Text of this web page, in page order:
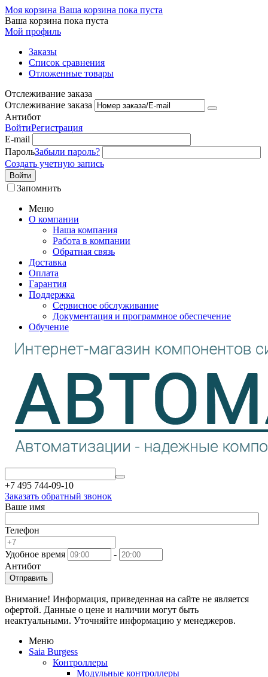
Моя корзина Ваша корзина пока пуста
Ваша корзина пока пуста
Мой профиль
Заказы
Список сравнения
Отложенные товары
Отслеживание заказа
Отслеживание заказа
Антибот
ВойтиРегистрация
E-mail
ПарольЗабыли пароль?
Создать учетную запись
Войти
Запомнить
Меню
О компании
Наша компания
Работа в компании
Обратная связь
Доставка
Оплата
Гарантия
Поддержка
Сервисное обслуживание
Документация и программное обеспечение
Обучение
+7 495 744-09-10
Заказать обратный звонок
Ваше имя
Телефон
Удобное время
-
Антибот
Отправить
Внимание! Информация, приведенная на сайте не является
офертой. Данные о цене и наличии могут быть
неактуальными. Уточняйте информацию у менеджеров.
Меню
Saia Burgess
Контроллеры
Модульные контроллеры